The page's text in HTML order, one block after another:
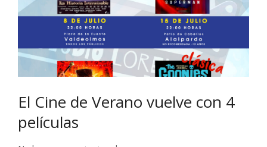
El Cine de Verano vuelve con 4
películas